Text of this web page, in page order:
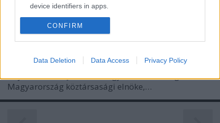
device identifiers in apps.
I want to allow my user data to be sent to
Google for online advertising purposes.
I want to allow Google to send me
personalized advertising.
I want to allow Google to enable storage
CONFIRM
Data Deletion Data Access Privacy Policy
•2015. január 06.
Első blikkre azt gondoltam, nem foglalkozom a
témával. Aztán mégis. Képtelen vagyok egy ilyen,
irdatlanul gigantikus kreténség mellett csak úgy
tovasétálni. Történt ugyanis, hogy a tegnapi nap
folyamán Áder János, a Magyar Köztársaság
Magyarország köztársasági elnöke,…